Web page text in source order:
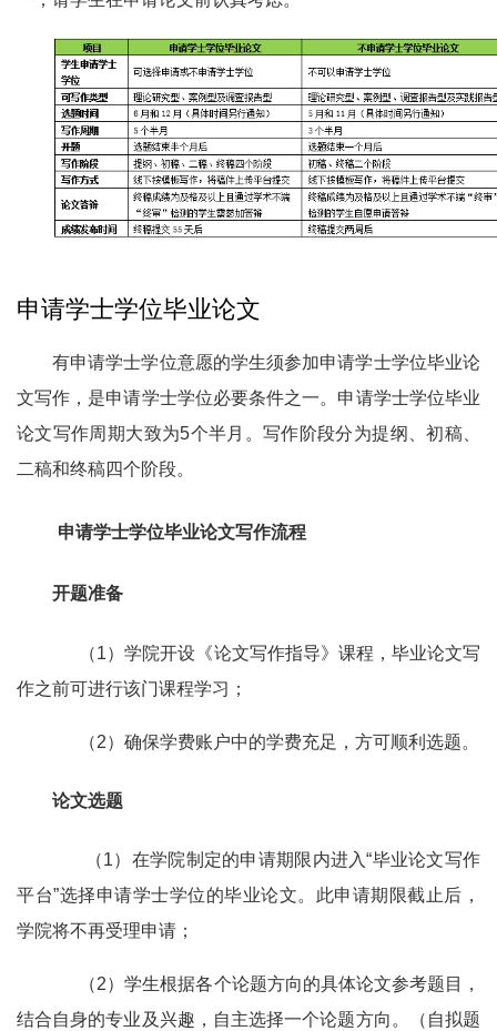
申请学士学位毕业论文
有申请学士学位意愿的学生须参加申请学士学位毕业论
文写作，是申请学士学位必要条件之一。申请学士学位毕业
论文写作周期大致为5个半月。写作阶段分为提纲、初稿、
二稿和终稿四个阶段。
申请学士学位毕业论文写作流程
开题准备
（1）学院开设《论文写作指导》课程，毕业论文写
作之前可进行该门课程学习；
（2）确保学费账户中的学费充足，方可顺利选题。
论文选题
（1）在学院制定的申请期限内进入“毕业论文写作
平台”选择申请学士学位的毕业论文。此申请期限截止后，
学院将不再受理申请；
（2）学生根据各个论题方向的具体论文参考题目，
结合自身的专业及兴趣，自主选择一个论题方向。（自拟题